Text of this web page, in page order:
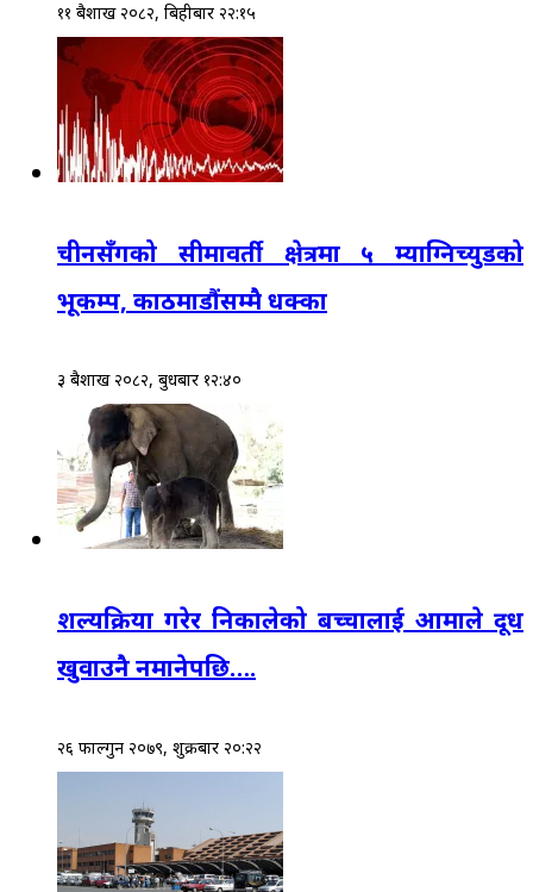
११ बैशाख २०८२, बिहीबार २२:१५
चीनसँगको सीमावर्ती क्षेत्रमा ५ म्याग्निच्युडको
भूकम्प, काठमाडौंसम्मै धक्का
३ बैशाख २०८२, बुधबार १२:४०
शल्यक्रिया गरेर निकालेको बच्चालाई आमाले दूध
खुवाउनै नमानेपछि….
२६ फाल्गुन २०७९, शुक्रबार २०:२२